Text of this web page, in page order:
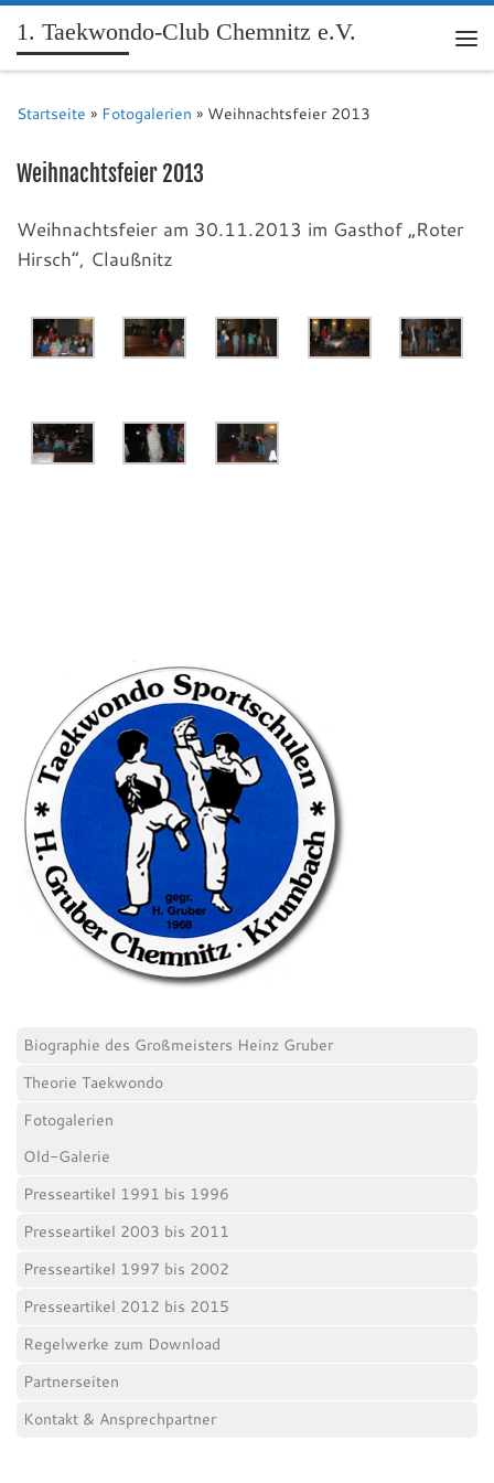
1. Taekwondo-Club Chemnitz e.V.
Startseite » Fotogalerien » Weihnachtsfeier 2013
Weihnachtsfeier 2013
Weihnachtsfeier am 30.11.2013 im Gasthof „Roter
Hirsch“, Claußnitz
Biographie des Großmeisters Heinz Gruber
Theorie Taekwondo
Fotogalerien
Old-Galerie
Presseartikel 1991 bis 1996
Presseartikel 2003 bis 2011
Presseartikel 1997 bis 2002
Presseartikel 2012 bis 2015
Regelwerke zum Download
Partnerseiten
Kontakt & Ansprechpartner